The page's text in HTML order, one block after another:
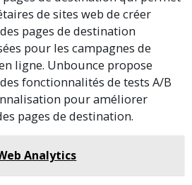
de sites web de créer
pages de destination
pour les campagnes de
ligne. Unbounce propose
fonctionnalités de tests A/B
pour améliorer
pages de destination.
Analytics